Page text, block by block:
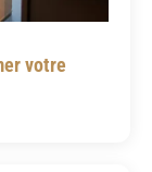
votre